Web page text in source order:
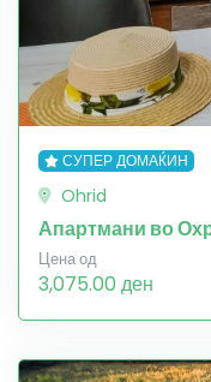
СУПЕР ДОМАЌИН
Ohrid
Апартмани во
Цена од
3,075.00 ден